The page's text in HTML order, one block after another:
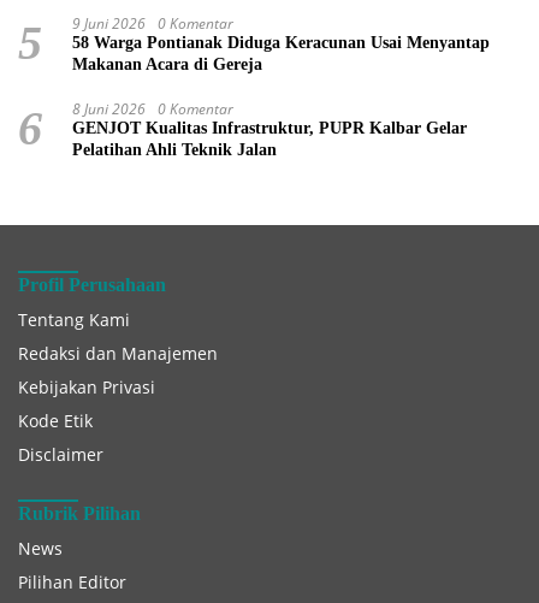
5 9 Juni 2026 0 Komentar
58 Warga Pontianak Diduga Keracunan Usai Menyantap
Makanan Acara di Gereja
6 8 Juni 2026 0 Komentar
GENJOT Kualitas Infrastruktur, PUPR Kalbar Gelar
Pelatihan Ahli Teknik Jalan
Profil Perusahaan
Tentang Kami
Redaksi dan Manajemen
Kebijakan Privasi
Kode Etik
Disclaimer
Rubrik Pilihan
News
Pilihan Editor